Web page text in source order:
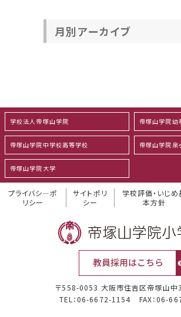
月別アーカイブ
学校法人帝塚山学院 帝塚山学院幼
帝塚山学院中学校高等学校 帝塚山学院泉
帝塚山学院大学
プライバシ―ポ
リシー
サイトポリ
シー
学校評価・いじめ
本方針
〒558-0053 大阪市住吉区帝塚山中
TEL：06-6672-1154
FAX：06-